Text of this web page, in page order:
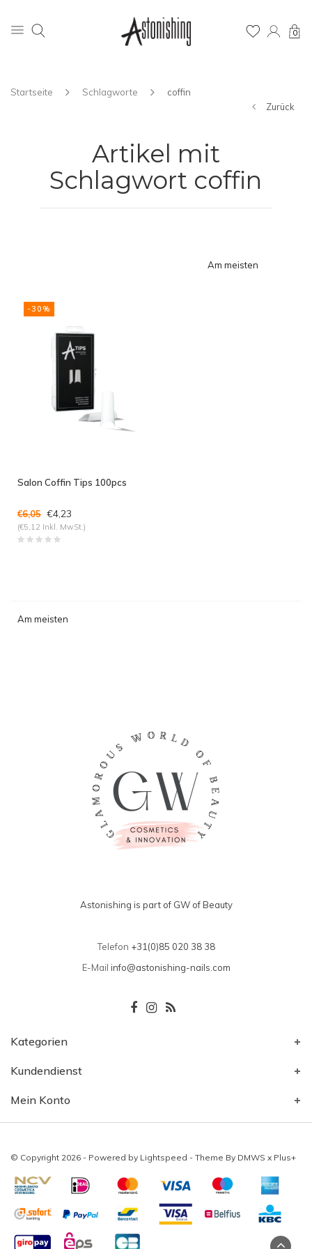
0
Startseite Schlagworte
coffin
Zurück
Artikel mit
Schlagwort coffin
Am meisten
-30%
Salon Coffin Tips 100pcs
€6,05 €4,23
(€5,12 Inkl. MwSt.)
Am meisten
Astonishing is part of GW of Beauty
Telefon +31(0)85 020 38 38
E-Mail info@astonishing-nails.com
Kategorien
Kundendienst
Mein Konto
© Copyright 2026 - Powered by Lightspeed - Theme By DMWS x Plus+